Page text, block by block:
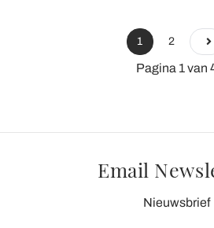
1 2
Pagina 1 van
Email
Nieuwsbrief